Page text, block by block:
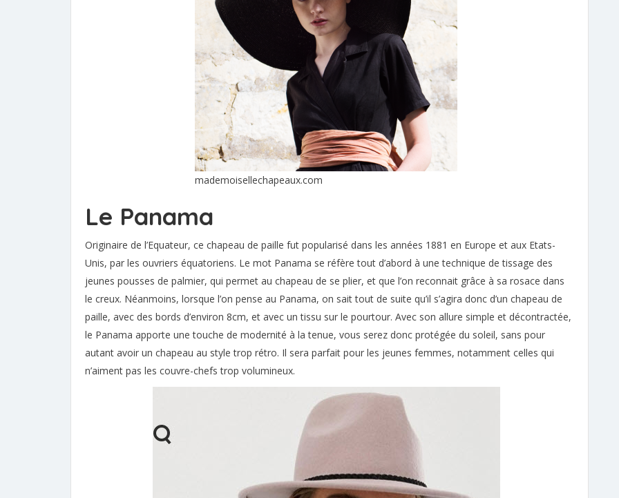
mademoisellechapeaux.com
Le Panama
Originaire de l’Equateur, ce chapeau de paille fut popularisé dans les années 1881 en Europe et aux Etats-
Unis, par les ouvriers équatoriens. Le mot Panama se réfère tout d’abord à une technique de tissage des
jeunes pousses de palmier, qui permet au chapeau de se plier, et que l’on reconnait grâce à sa rosace dans
le creux. Néanmoins, lorsque l’on pense au Panama, on sait tout de suite qu’il s’agira donc d’un chapeau de
paille, avec des bords d’environ 8cm, et avec un tissu sur le pourtour. Avec son allure simple et décontractée,
le Panama apporte une touche de modernité à la tenue, vous serez donc protégée du soleil, sans pour
autant avoir un chapeau au style trop rétro. Il sera parfait pour les jeunes femmes, notamment celles qui
n’aiment pas les couvre-chefs trop volumineux.